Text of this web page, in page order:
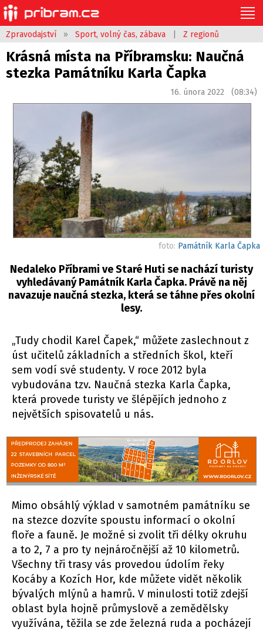
Zpravodajství » Sport, volný čas, zábava Z regionů
Krásná místa na Příbramsku: Naučná
stezka Památníku Karla Čapka
16. února 2022 (08:34)
foto: Památník Karla Čapka
Nedaleko Příbrami ve Staré Huti se nachází turisty
vyhledávaný Památník Karla Čapka. Právě na něj
navazuje naučná stezka, která se táhne přes okolní
lesy.
„Tudy chodil Karel Čapek,“ můžete zaslechnout z
úst učitelů základních a středních škol, kteří
sem vodí své studenty. V roce 2012 byla
vybudována tzv. Naučná stezka Karla Čapka,
která provede turisty ve šlépějích jednoho z
největších spisovatelů u nás.
Mimo obsáhlý výklad v samotném památníku se
na stezce dozvíte spoustu informací o okolní
floře a fauně. Je možné si zvolit tři délky okruhu
a to 2, 7 a pro ty nejnáročnější až 10 kilometrů.
Všechny tři trasy vás provedou údolím řeky
Kocáby a Kozích Hor, kde můžete vidět několik
bývalých mlýnů a hamrů. V minulosti totiž zdejší
oblast byla hojně průmyslově a zemědělsky
využívána, těžila se zde železná ruda a pocházejí